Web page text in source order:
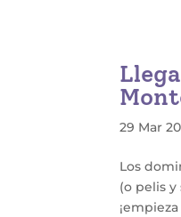
29 Mar
Los
(o pelis